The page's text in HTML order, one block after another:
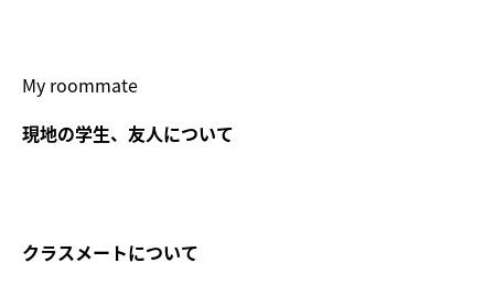
My roommate
現地の学生、友人について
クラスメートについて